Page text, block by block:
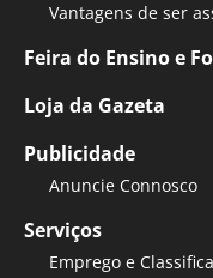
Vantagens de ser
Feira do Ensino e
Loja da Gazeta
Publicidade
Anuncie Connosco
Serviços
Emprego e